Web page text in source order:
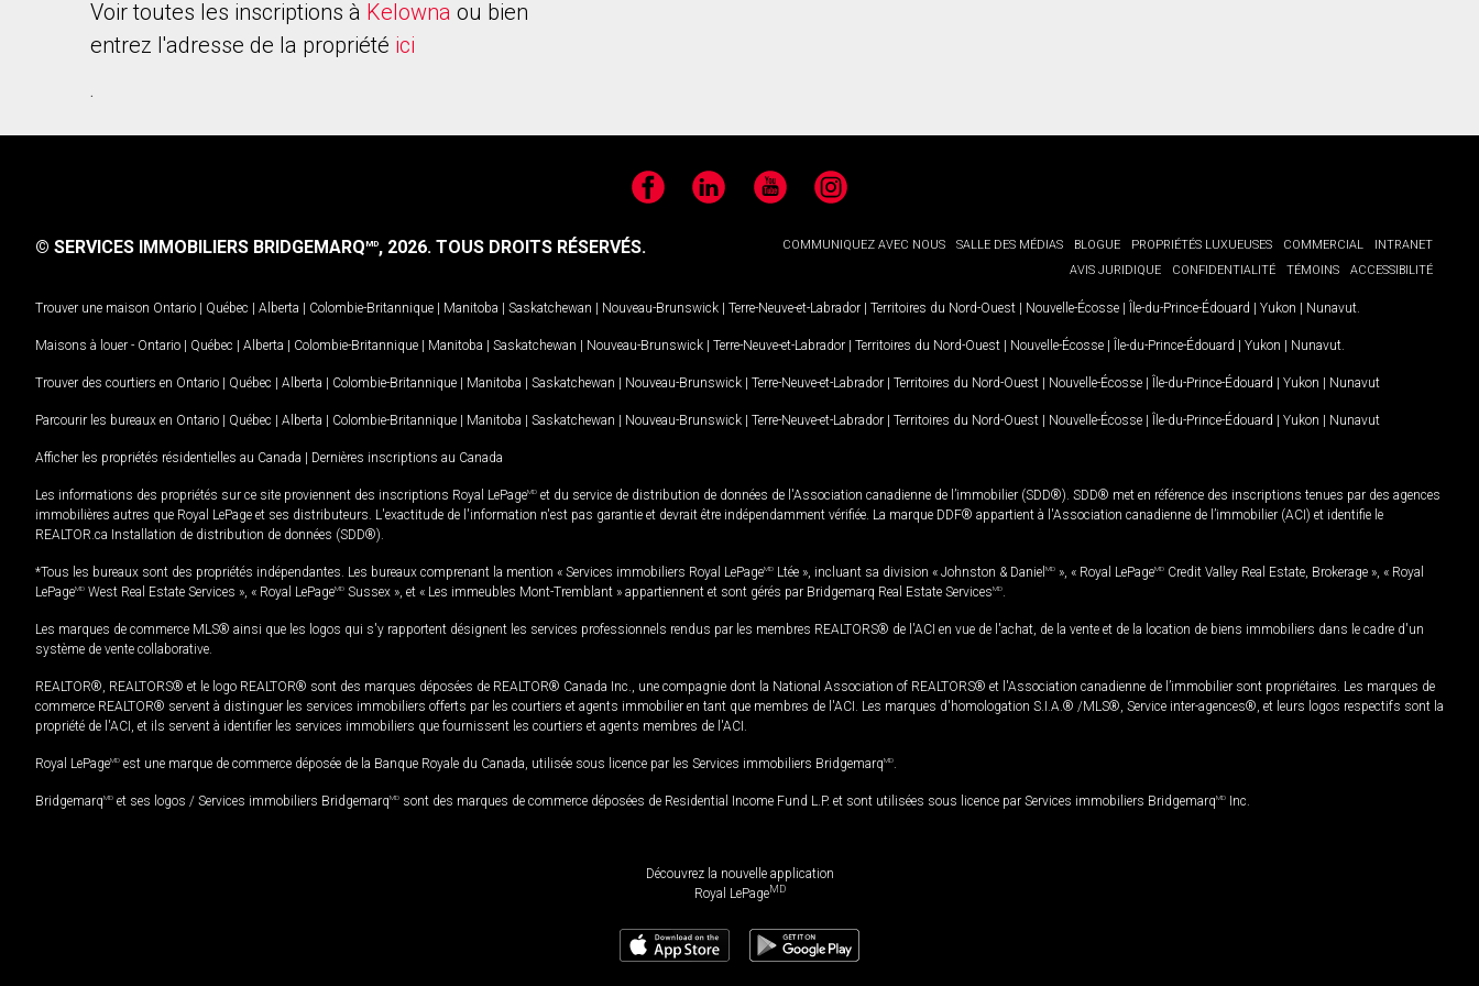
Voir toutes les inscriptions à Kelowna ou bien
entrez l'adresse de la propriété ici
.
FacebookLinkedIn YouTubeInstagram
COMMUNIQUEZ AVEC NOUS SALLE DES MÉDIAS BLOGUE PROPRIÉTÉS LUXUEUSES COMMERCIAL
INTRANET
AVIS JURIDIQUE
CONFIDENTIALITÉ TÉMOINS ACCESSIBILITÉ
© SERVICES IMMOBILIERS BRIDGEMARQMD, 2026. TOUS DROITS RÉSERVÉS.
Trouver une maison Ontario | Québec | Alberta | Colombie-Britannique | Manitoba | Saskatchewan | Nouveau-Brunswick | Terre-Neuve-et-Labrador | Territoires du Nord-Ouest | Nouvelle-Écosse | Île-du-Prince-Édouard | Yukon | Nunavut
Maisons à louer - Ontario | Québec | Alberta | Colombie-Britannique | Manitoba | Saskatchewan | Nouveau-Brunswick | Terre-Neuve-et-Labrador | Territoires du Nord-Ouest | Nouvelle-Écosse | Île-du-Prince-Édouard | Yukon | Nunavut
Trouver des courtiers en Ontario | Québec | Alberta | Colombie-Britannique | Manitoba | Saskatchewan | Nouveau-Brunswick | Terre-Neuve-et-Labrador | Territoires du Nord-Ouest | Nouvelle-Écosse | Île-du-Prince-Édouard | Yukon | Nunavut
Parcourir les bureaux en Ontario | Québec | Alberta | Colombie-Britannique | Manitoba | Saskatchewan | Nouveau-Brunswick | Terre-Neuve-et-Labrador | Territoires du Nord-Ouest | Nouvelle-Écosse | Île-du-Prince-Édouard | Yukon | Nunavut
Afficher les propriétés résidentielles au Canada | Dernières inscriptions au Canada
Les informations des propriétés sur ce site proviennent des inscriptions Royal LePageMD et du service de distribution de données de l'Association canadienne de l’immobilier (SDD®). SDD® met en référence des inscriptions tenues par des agences
immobilières autres que Royal LePage et ses distributeurs. L'exactitude de l'information n'est pas garantie et devrait être indépendamment vérifiée. La marque DDF® appartient à l'Association canadienne de l’immobilier (ACI) et identifie le
REALTOR.ca Installation de distribution de données (SDD®).
*Tous les bureaux sont des propriétés indépendantes. Les bureaux comprenant la mention « Services immobiliers Royal LePageMD Ltée », incluant sa division « Johnston & Daniel MD », « Royal LePageMD Credit Valley Real Estate, Brokerage », « Royal
LePageMD West Real Estate Services », « Royal LePageMD Sussex », et « Les immeubles Mont-Tremblant » appartiennent et sont gérés par Bridgemarq Real Estate ServicesMD
Les marques de commerce MLS® ainsi que les logos qui s'y rapportent désignent les services professionnels rendus par les membres REALTORS® de l'ACI en vue de l'achat, de la vente et de la location de biens immobiliers dans le cadre d'un
système de vente collaborative.
REALTOR®, REALTORS® et le logo REALTOR® sont des marques déposées de REALTOR® Canada Inc., une compagnie dont la National Association of REALTORS® et l'Association canadienne de l’immobilier sont propriétaires. Les marques de
commerce REALTOR® servent à distinguer les services immobiliers offerts par les courtiers et agents immobilier en tant que membres de l'ACI. Les marques d'homologation S.I.A.® /MLS®, Service inter-agences®, et leurs logos respectifs sont la
propriété de l'ACI, et ils servent à identifier les services immobiliers que fournissent les courtiers et agents membres de l'ACI.
Royal LePageMD est une marque de commerce déposée de la Banque Royale du Canada, utilisée sous licence par les Services immobiliers BridgemarqMD
BridgemarqMD et ses logos / Services immobiliers BridgemarqMD sont des marques de commerce déposées de Residential Income Fund L.P. et sont utilisées sous licence par Services immobiliers BridgemarqMD Inc.
Découvrez la nouvelle application
Royal LePageMD